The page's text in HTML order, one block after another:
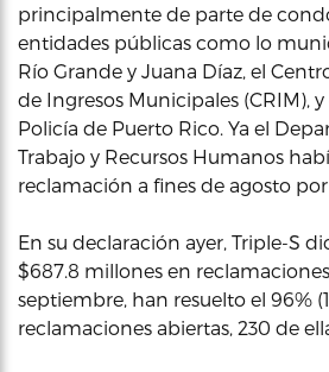
principalmente de parte de
entidades públicas como lo
Río Grande y Juana Díaz, el
de Ingresos Municipales (CRIM),
Policía de Puerto Rico. Ya el
Trabajo y Recursos Humanos
reclamación a fines de agosto
En su declaración ayer, Triple-S
$687.8 millones en
septiembre, han resuelto el 96%
reclamaciones abiertas, 230 de